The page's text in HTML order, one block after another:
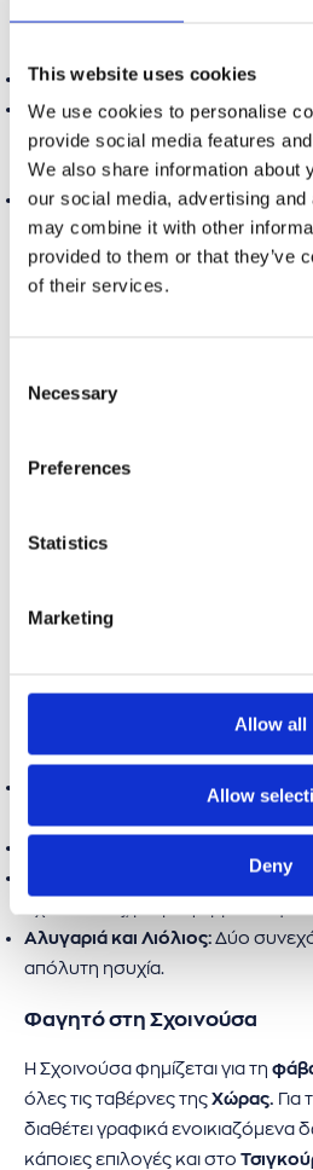
This website uses cookies
We use cookies to personalise
provide social media features
We also share information about
our social media, advertising
may combine it with other
provided to them or that they’ve
of their services.
Selection
Necessary
Preferences
Statistics
Marketing
Allow all
Allow
Deny
Παραλίες στη Δονούσα
Σταυρός:Η παραλία δίπλα στο
Κέδρος: 15 λεπτά με τα πόδια από
Σταυρού.Στο βυθό του θα δεις
γερμανικού πλοίου.
Λιβάδι:Η αγαπημένη παραλία
γίνεται με μονοπάτι (40 λεπτά
«Μάγισσα».
Σταυρό.Η Δονούσα έχει αναδείξει
ηλιοβασίλεμα από την
Η Σχοινούσα έχει ψηφιστεί ως
Παραλίες στη Σχοινούσα
Η πιο οργανωμένη
για πολλούς η
Αλυγαριά και Λιόλιος: Δύο
απόλυτη ησυχία.
Φαγητό στη Σχοινούσα
Η Σχοινούσα φημίζεται για τη
όλες τις ταβέρνες της Χώρας. Για
διαθέτει γραφικά ενοικιαζόμενα
κάποιες επιλογές και στο